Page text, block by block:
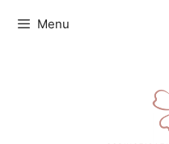
Menu